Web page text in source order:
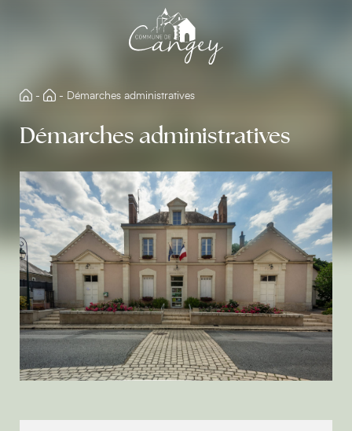
- - Démarches administratives
Démarches administratives